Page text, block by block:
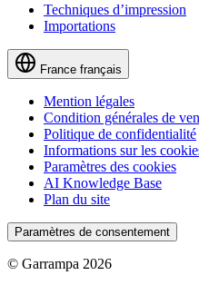
Techniques d’impression
Importations
France français
Mention légales
Condition générales de
Politique de confidentialité
Informations sur les
Paramètres des cookies
AI Knowledge Base
Plan du site
Paramètres de consentement
© Garrampa 2026